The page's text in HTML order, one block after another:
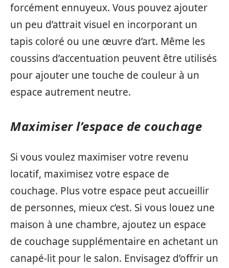
forcément ennuyeux. Vous pouvez ajouter
un peu d’attrait visuel en incorporant un
tapis coloré ou une œuvre d’art. Même les
coussins d’accentuation peuvent être utilisés
pour ajouter une touche de couleur à un
espace autrement neutre.
Maximiser l’espace de couchage
Si vous voulez maximiser votre revenu
locatif, maximisez votre espace de
couchage. Plus votre espace peut accueillir
de personnes, mieux c’est. Si vous louez une
maison à une chambre, ajoutez un espace
de couchage supplémentaire en achetant un
canapé-lit pour le salon. Envisagez d’offrir un